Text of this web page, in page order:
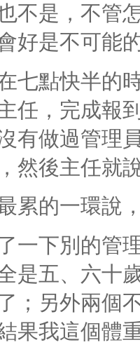
不是，不管
好是不可能
七點快半的
任，完成報
有做過管理
然後主任就
累的一環說
一下別的管
是五、六十
；另外兩個
果我這個體